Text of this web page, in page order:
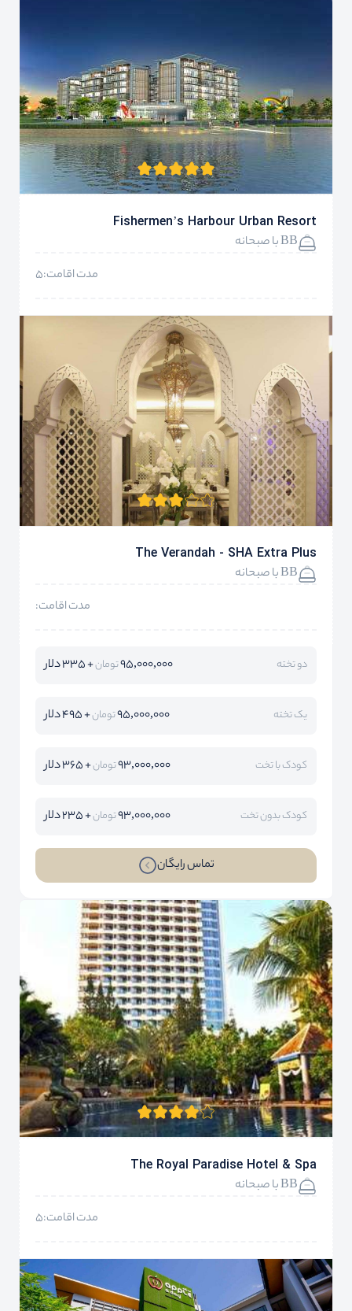
Fishermen’s Harbour Urban Resort
BB با صبحانه
مدت اقامت:5
The Verandah - SHA Extra Plus
BB با صبحانه
مدت اقامت:
دو تخته 95,000,000تومان+ 335 دلار
یک تخته 95,000,000تومان+ 495 دلار
کودک با تخت 93,000,000تومان+ 365 دلار
کودک بدون تخت 93,000,000تومان+ 235 دلار
تماس رایگان
The Royal Paradise Hotel & Spa
BB با صبحانه
مدت اقامت:5